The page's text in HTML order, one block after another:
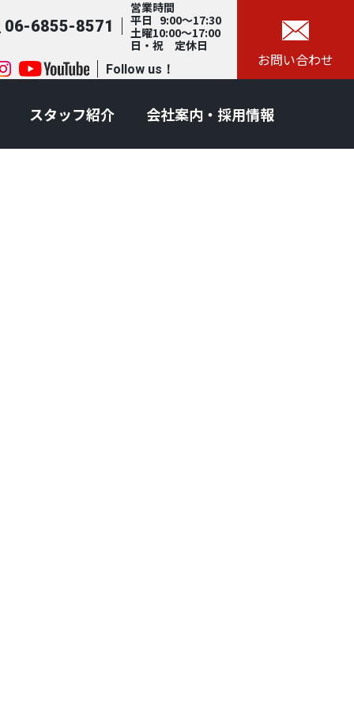
06-6855-8571
営業時間
平日 9:00～17:30
土曜10:00～17:00
日・祝 定休日
Follow us！ お問い合わせ
スタッフ紹介 会社案内・採用情報